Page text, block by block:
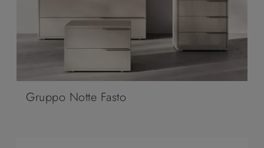
Gruppo Notte Fasto